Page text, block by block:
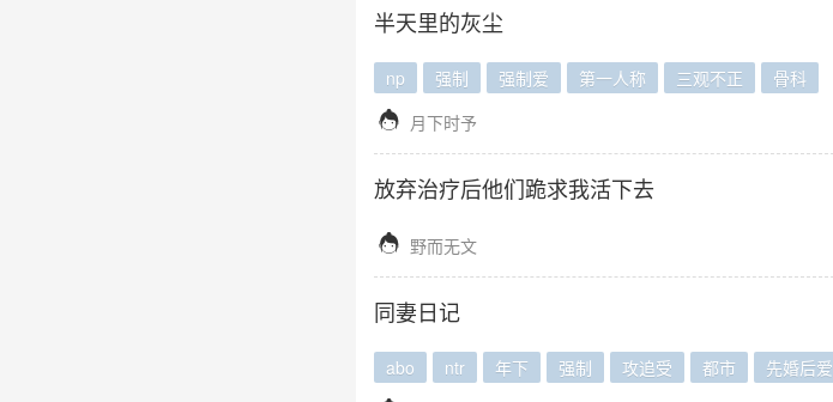
半天里的灰尘
np 强制 强制爱 第一人称 三观不正 骨科
 月下时予
放弃治疗后他们跪求我活下去
 野而无文
同妻日记
abo ntr 年下 强制 攻追受 都市 先婚后爱